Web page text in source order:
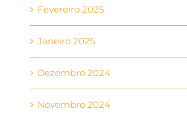
Fevereiro 2025
Janeiro 2025
Dezembro 2024
Novembro 2024